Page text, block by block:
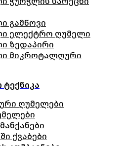
გამწოვი
ელექტრო ღუმელი
ზედაპირი
მიკროტალღური
ღუმელები
ქვაბები